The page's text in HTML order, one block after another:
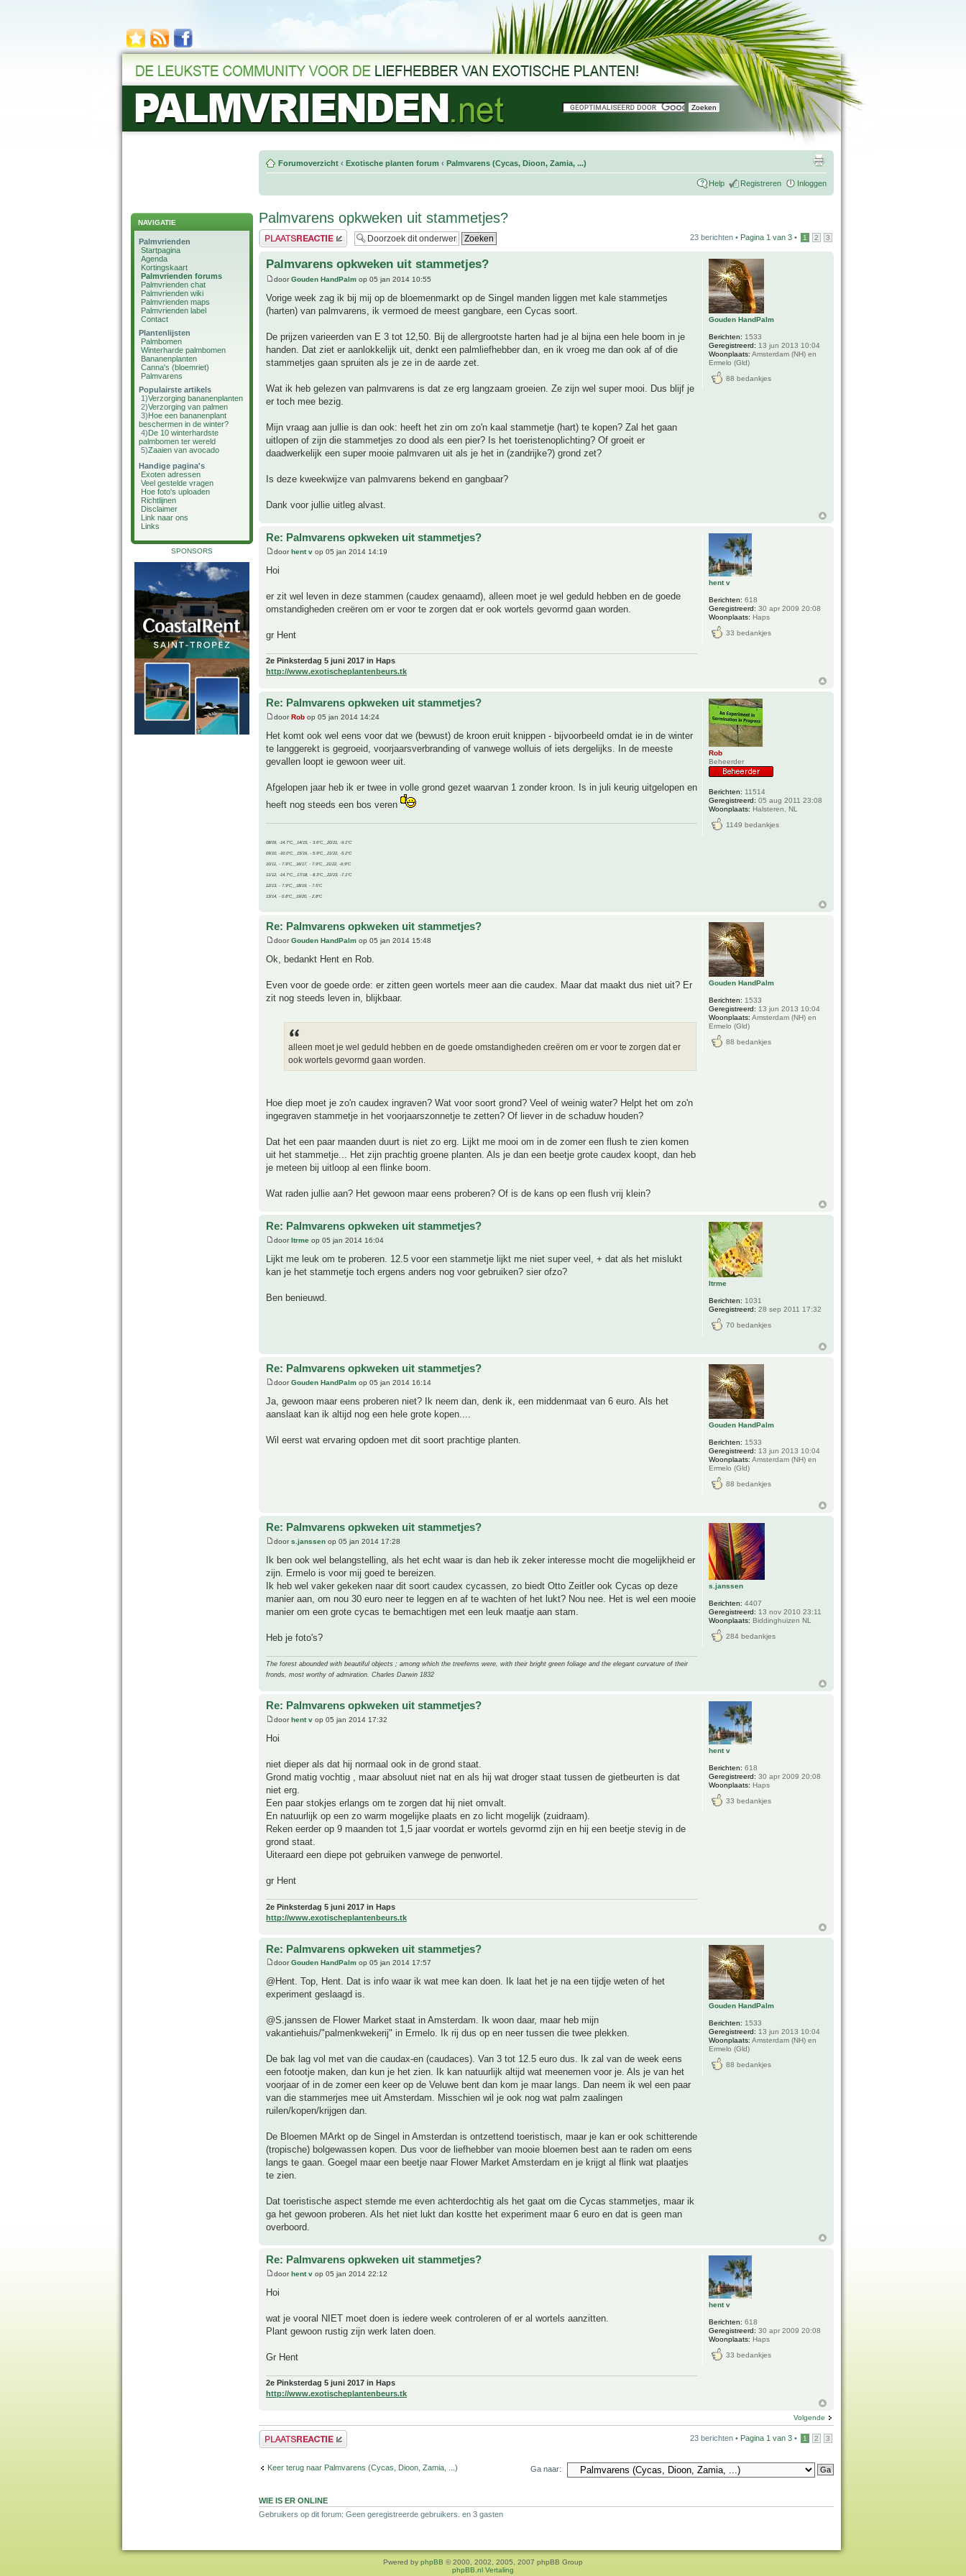
NAVIGATIE
Palmvrienden
Startpagina
Agenda
Kortingskaart
Palmvrienden forums
Palmvrienden chat
Palmvrienden wiki
Palmvrienden maps
Palmvrienden label
Contact
Plantenlijsten
Palmbomen
Winterharde palmbomen
Bananenplanten
Canna's (bloemriet)
Palmvarens
Populairste artikels
1)Verzorging bananenplanten
2)Verzorging van palmen
3)Hoe een bananenplant
beschermen in de winter?
4)De 10 winterhardste
palmbomen ter wereld
5)Zaaien van avocado
Handige pagina's
Exoten adressen
Veel gestelde vragen
Hoe foto's uploaden
Richtlijnen
Disclaimer
Link naar ons
Links
SPONSORS
Forumoverzicht ‹ Exotische planten forum ‹ Palmvarens (Cycas, Dioon, Zamia, ...)
Help Registreren Inloggen
Palmvarens opkweken uit stammetjes?
Plaats een reactie 23 berichten • Pagina 1 van 3 • 1 2 3
Palmvarens opkweken uit stammetjes?
doorGouden HandPalm op 05 jan 2014 10:55
Vorige week zag ik bij mij op de bloemenmarkt op de Singel manden liggen met kale stammetjes
(harten) van palmvarens, ik vermoed de meest gangbare, een Cycas soort.
De prijzen varieerden van E 3 tot 12,50. Bij de allergrootste harten had je al bijna een hele boom in je
handen. Dat ziet er aanlokkelijk uit, denkt een palmliefhebber dan, en ik vroeg me dan ook af of die
stammetjes gaan spruiten als je ze in de aarde zet.
Wat ik heb gelezen van palmvarens is dat ze erg langzaam groeien. Ze zijn wel super mooi. Dus blijf je
er toch mee bezig.
Mijn vraag aan jullie is dan ook: heeft het zin om zo'n kaal stammetje (hart) te kopen? Zal het gaan
uitlopen of zijn die stammetjes zo dood als een pier? Is het toeristenoplichting? Of groeit er
daadwerkelijk een super mooie palmvaren uit als je het in (zandrijke?) grond zet?
Is deze kweekwijze van palmvarens bekend en gangbaar?
Dank voor jullie uitleg alvast.
Gouden HandPalm
Berichten: 1533
Geregistreerd: 13 jun 2013 10:04
Woonplaats: Amsterdam (NH) en
Ermelo (Gld)
88 bedankjes
Re: Palmvarens opkweken uit stammetjes?
doorhent v op 05 jan 2014 14:19
Hoi
er zit wel leven in deze stammen (caudex genaamd), alleen moet je wel geduld hebben en de goede
omstandigheden creëren om er voor te zorgen dat er ook wortels gevormd gaan worden.
gr Hent
2e Pinksterdag 5 juni 2017 in Haps
http://www.exotischeplantenbeurs.tk
hent v
Berichten: 618
Geregistreerd: 30 apr 2009 20:08
Woonplaats: Haps
33 bedankjes
Re: Palmvarens opkweken uit stammetjes?
doorRob op 05 jan 2014 14:24
Het komt ook wel eens voor dat we (bewust) de kroon eruit knippen - bijvoorbeeld omdat ie in de winter
te langgerekt is gegroeid, voorjaarsverbranding of vanwege wolluis of iets dergelijks. In de meeste
gevallen loopt ie gewoon weer uit.
Afgelopen jaar heb ik er twee in volle grond gezet waarvan 1 zonder kroon. Is in juli keurig uitgelopen en
heeft nog steeds een bos veren
08/09, -14.7°C__14/15, - 3.6°C__20/21, -9.1°C
09/10, -10.0°C__15/16, - 5.9°C__21/22, -5.2°C
10/11, - 7.9°C__16/17, - 7.9°C__21/22, -6.9°C
11/12, -14.7°C__17/18, - 8.3°C__22/23, -7.1°C
12/13, - 7.9°C__18/19, - 7.5°C
13/14, - 0.8°C__19/20, - 2.8°C
Rob
Beheerder
Berichten: 11514
Geregistreerd: 05 aug 2011 23:08
Woonplaats: Halsteren, NL
1149 bedankjes
Re: Palmvarens opkweken uit stammetjes?
doorGouden HandPalm op 05 jan 2014 15:48
Ok, bedankt Hent en Rob.
Even voor de goede orde: er zitten geen wortels meer aan die caudex. Maar dat maakt dus niet uit? Er
zit nog steeds leven in, blijkbaar.
alleen moet je wel geduld hebben en de goede omstandigheden creëren om er voor te zorgen dat er
ook wortels gevormd gaan worden.
Hoe diep moet je zo'n caudex ingraven? Wat voor soort grond? Veel of weinig water? Helpt het om zo'n
ingegraven stammetje in het voorjaarszonnetje te zetten? Of liever in de schaduw houden?
Dat het een paar maanden duurt is niet zo erg. Lijkt me mooi om in de zomer een flush te zien komen
uit het stammetje... Het zijn prachtig groene planten. Als je dan een beetje grote caudex koopt, dan heb
je meteen bij uitloop al een flinke boom.
Wat raden jullie aan? Het gewoon maar eens proberen? Of is de kans op een flush vrij klein?
Gouden HandPalm
Berichten: 1533
Geregistreerd: 13 jun 2013 10:04
Woonplaats: Amsterdam (NH) en
Ermelo (Gld)
88 bedankjes
Re: Palmvarens opkweken uit stammetjes?
doorItrme op 05 jan 2014 16:04
Lijkt me leuk om te proberen. 12.5 voor een stammetje lijkt me niet super veel, + dat als het mislukt
kan je het stammetje toch ergens anders nog voor gebruiken? sier ofzo?
Ben benieuwd.
Itrme
Berichten: 1031
Geregistreerd: 28 sep 2011 17:32
70 bedankjes
Re: Palmvarens opkweken uit stammetjes?
doorGouden HandPalm op 05 jan 2014 16:14
Ja, gewoon maar eens proberen niet? Ik neem dan, denk ik, een middenmaat van 6 euro. Als het
aanslaat kan ik altijd nog een hele grote kopen....
Wil eerst wat ervaring opdoen met dit soort prachtige planten.
Gouden HandPalm
Berichten: 1533
Geregistreerd: 13 jun 2013 10:04
Woonplaats: Amsterdam (NH) en
Ermelo (Gld)
88 bedankjes
Re: Palmvarens opkweken uit stammetjes?
doors.janssen op 05 jan 2014 17:28
Ik ben ook wel belangstelling, als het echt waar is dan heb ik zeker interesse mocht die mogelijkheid er
zijn. Ermelo is voor mij goed te bereizen.
Ik heb wel vaker gekeken naar dit soort caudex cycassen, zo biedt Otto Zeitler ook Cycas op deze
manier aan, om nou 30 euro neer te leggen en af te wachten of het lukt? Nou nee. Het is wel een mooie
manier om een grote cycas te bemachtigen met een leuk maatje aan stam.
Heb je foto's?
The forest abounded with beautiful objects ; among which the treeferns were, with their bright green foliage and the elegant curvature of their
fronds, most worthy of admiration. Charles Darwin 1832
s.janssen
Berichten: 4407
Geregistreerd: 13 nov 2010 23:11
Woonplaats: Biddinghuizen NL
284 bedankjes
Re: Palmvarens opkweken uit stammetjes?
doorhent v op 05 jan 2014 17:32
Hoi
niet dieper als dat hij normaal ook in de grond staat.
Grond matig vochtig , maar absoluut niet nat en als hij wat droger staat tussen de gietbeurten is dat
niet erg.
Een paar stokjes erlangs om te zorgen dat hij niet omvalt.
En natuurlijk op een zo warm mogelijke plaats en zo licht mogelijk (zuidraam).
Reken eerder op 9 maanden tot 1,5 jaar voordat er wortels gevormd zijn en hij een beetje stevig in de
grond staat.
Uiteraard een diepe pot gebruiken vanwege de penwortel.
gr Hent
2e Pinksterdag 5 juni 2017 in Haps
http://www.exotischeplantenbeurs.tk
hent v
Berichten: 618
Geregistreerd: 30 apr 2009 20:08
Woonplaats: Haps
33 bedankjes
Re: Palmvarens opkweken uit stammetjes?
doorGouden HandPalm op 05 jan 2014 17:57
@Hent. Top, Hent. Dat is info waar ik wat mee kan doen. Ik laat het je na een tijdje weten of het
experiment geslaagd is.
@S.janssen de Flower Market staat in Amsterdam. Ik woon daar, maar heb mijn
vakantiehuis/"palmenkwekerij" in Ermelo. Ik rij dus op en neer tussen die twee plekken.
De bak lag vol met van die caudax-en (caudaces). Van 3 tot 12.5 euro dus. Ik zal van de week eens
een fotootje maken, dan kun je het zien. Ik kan natuurlijk altijd wat meenemen voor je. Als je van het
voorjaar of in de zomer een keer op de Veluwe bent dan kom je maar langs. Dan neem ik wel een paar
van die stammerjes mee uit Amsterdam. Misschien wil je ook nog wat palm zaalingen
ruilen/kopen/krijgen dan.
De Bloemen MArkt op de Singel in Amsterdan is ontzettend toeristisch, maar je kan er ook schitterende
(tropische) bolgewassen kopen. Dus voor de liefhebber van mooie bloemen best aan te raden om eens
langs te gaan. Goegel maar een beetje naar Flower Market Amsterdam en je krijgt al flink wat plaatjes
te zien.
Dat toeristische aspect stemde me even achterdochtig als het gaat om die Cycas stammetjes, maar ik
ga het gewoon proberen. Als het niet lukt dan kostte het experiment maar 6 euro en dat is geen man
overboord.
Gouden HandPalm
Berichten: 1533
Geregistreerd: 13 jun 2013 10:04
Woonplaats: Amsterdam (NH) en
Ermelo (Gld)
88 bedankjes
Re: Palmvarens opkweken uit stammetjes?
doorhent v op 05 jan 2014 22:12
Hoi
wat je vooral NIET moet doen is iedere week controleren of er al wortels aanzitten.
Plant gewoon rustig zijn werk laten doen.
Gr Hent
2e Pinksterdag 5 juni 2017 in Haps
http://www.exotischeplantenbeurs.tk
hent v
Berichten: 618
Geregistreerd: 30 apr 2009 20:08
Woonplaats: Haps
33 bedankjes
Volgende
Plaats een reactie 23 berichten • Pagina 1 van 3 • 1 2 3
Keer terug naar Palmvarens (Cycas, Dioon, Zamia, ...) Ga naar:
WIE IS ER ONLINE
Gebruikers op dit forum: Geen geregistreerde gebruikers. en 3 gasten
Pwered by phpBB © 2000, 2002, 2005, 2007 phpBB Group
phpBB.nl Vertaling